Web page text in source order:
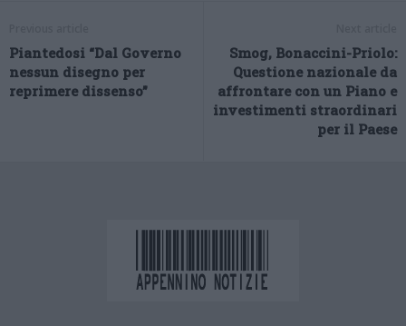
Piantedosi “Dal Governo
nessun disegno per
reprimere dissenso”
Smog, Bonaccini-Priolo:
Questione nazionale da
affrontare con un Piano e
investimenti straordinari
per il Paese